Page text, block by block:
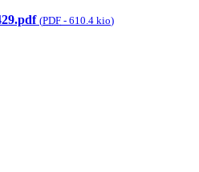
(PDF - 610.4 kio)